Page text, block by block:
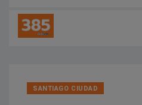
SANTIAGO CIUDAD